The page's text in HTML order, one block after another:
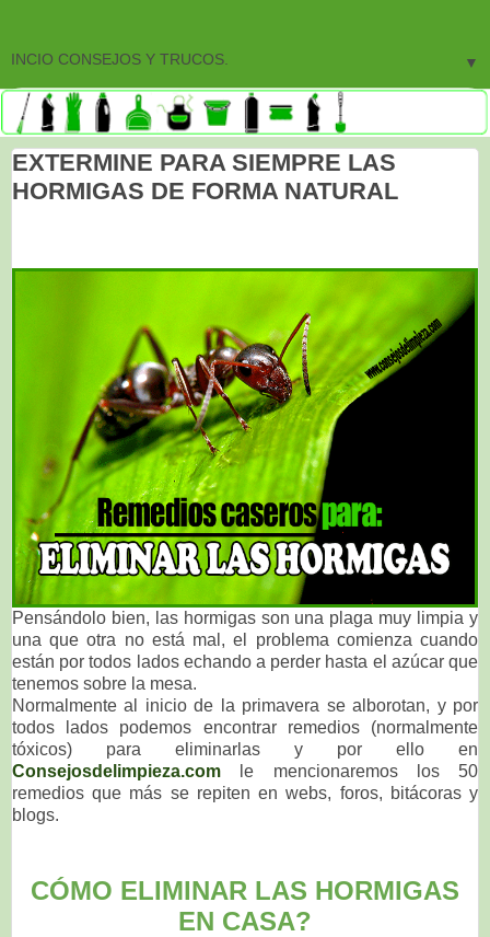
▼
EXTERMINE PARA SIEMPRE LAS
HORMIGAS DE FORMA NATURAL
Pensándolo bien, las hormigas son una plaga muy limpia y
una que otra no está mal, el problema comienza cuando
están por todos lados echando a perder hasta el azúcar que
tenemos sobre la mesa.
Normalmente al inicio de la primavera se alborotan, y por
todos lados podemos encontrar remedios (normalmente
tóxicos) para eliminarlas y por ello en
Consejosdelimpieza.com le mencionaremos los 50
remedios que más se repiten en webs, foros, bitácoras y
blogs.
CÓMO ELIMINAR LAS HORMIGAS
EN CASA?